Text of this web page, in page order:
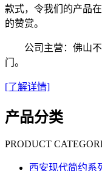
款式，令我们的产品
的赞赏。
公司主营：佛山
门。
[了解详情]
产品分类
PRODUCT
西安现代简约系